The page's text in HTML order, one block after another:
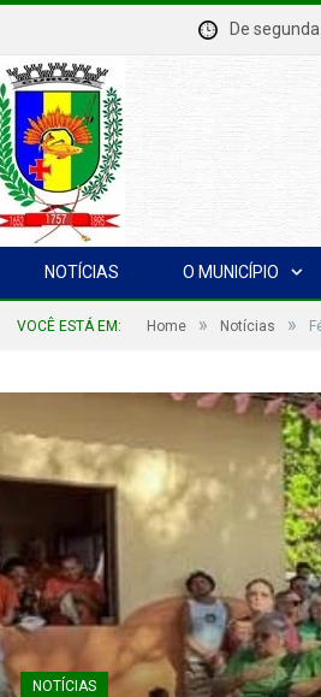
De
NOTÍCIAS O MUNICÍPIO
VOCÊ ESTÁ EM: Home » Notícias »
NOTÍCIAS